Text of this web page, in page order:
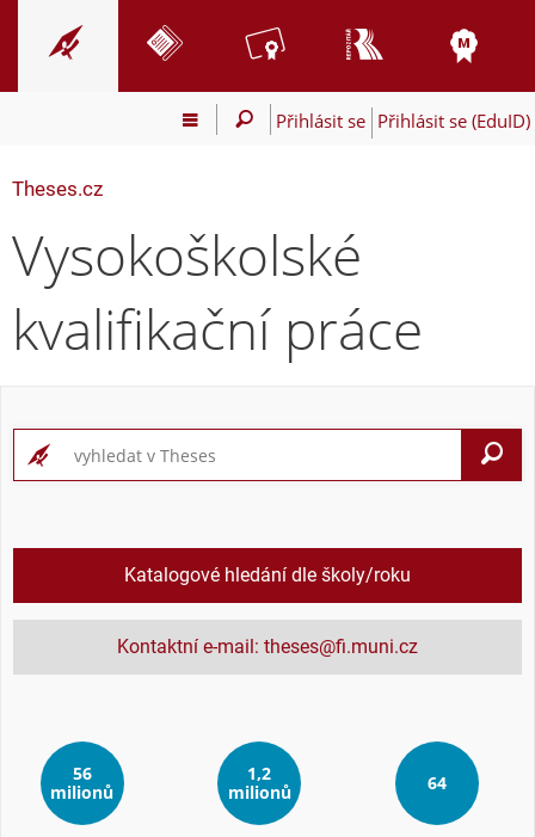
Přihlásit se Přihlásit se (EduID)
Theses.cz
Vysokoškolské
kvalifikační práce
Katalogové hledání dle školy/roku
Kontaktní e-mail: theses@fi.muni.cz
56
milionů
1,2
milionů
64